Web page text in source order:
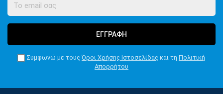
ΕΓΓΡΑΦΗ
Συμφωνώ με τους Όροι Χρήσης Ιστοσελίδας και τη Πολιτική
Απορρήτου